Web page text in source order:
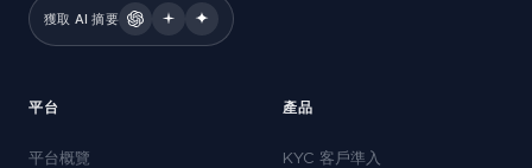
獲取 AI 摘要
平台
平台概覽
產品
KYC 客戶準入